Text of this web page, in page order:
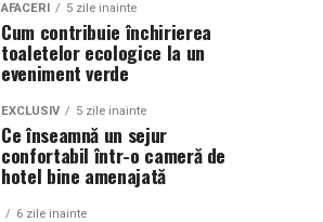
AFACERI 5 zile inainte
Cum contribuie închirierea
toaletelor ecologice la un
eveniment verde
EXCLUSIV 5 zile inainte
Ce înseamnă un sejur
confortabil într-o cameră de
hotel bine amenajată
6 zile inainte